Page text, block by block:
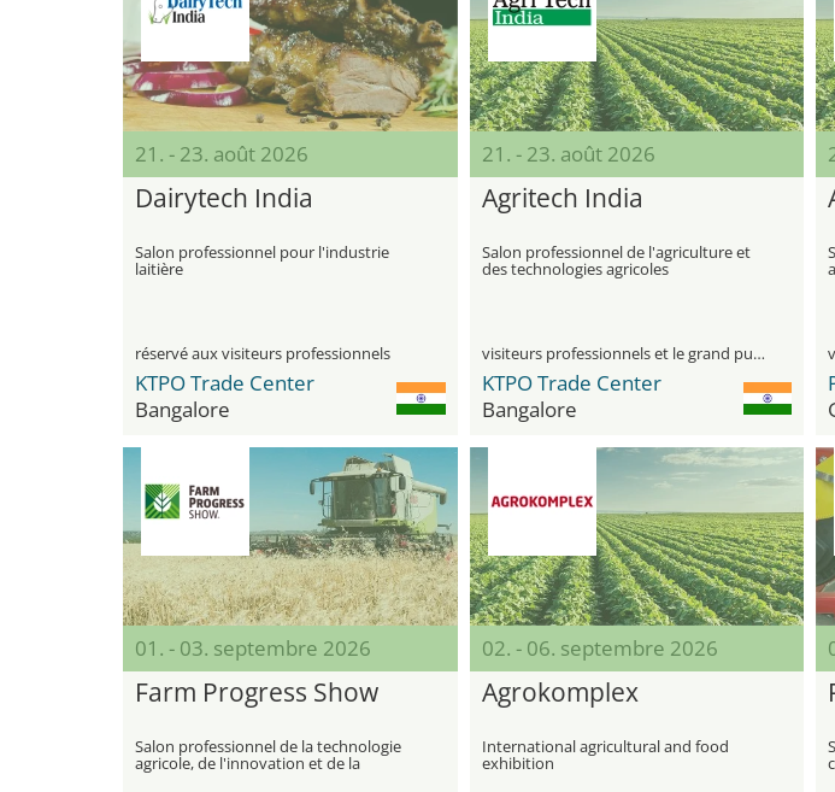
21. - 23. août 2026
Dairytech India
Salon professionnel pour l'industrie
laitière
réservé aux visiteurs professionnels
KTPO Trade Center
Bangalore
21. - 23. août 2026
Agritech India
Salon professionnel de l'agriculture et
des technologies agricoles
visiteurs professionnels et le grand public
KTPO Trade Center
Bangalore
01. - 03. septembre 2026
Farm Progress Show
Salon professionnel de la technologie
agricole, de l'innovation et de la
durabilité
02. - 06. septembre 2026
Agrokomplex
International agricultural and food
exhibition